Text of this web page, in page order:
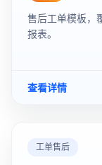
售后工单模板，
报表。
查看详情
工单售后